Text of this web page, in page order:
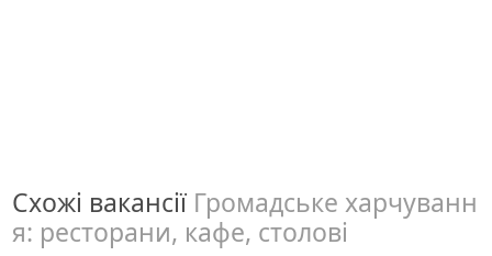
Схожі вакансії Громадське харчуванн
я: ресторани, кафе, столові